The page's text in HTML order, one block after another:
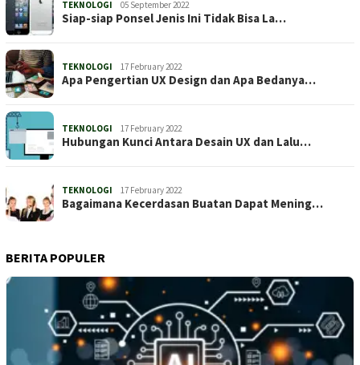
TEKNOLOGI 05 September 2022
Siap-siap Ponsel Jenis Ini Tidak Bisa La…
TEKNOLOGI 17 February 2022
Apa Pengertian UX Design dan Apa Bedanya…
TEKNOLOGI 17 February 2022
Hubungan Kunci Antara Desain UX dan Lalu…
TEKNOLOGI 17 February 2022
Bagaimana Kecerdasan Buatan Dapat Mening…
BERITA POPULER